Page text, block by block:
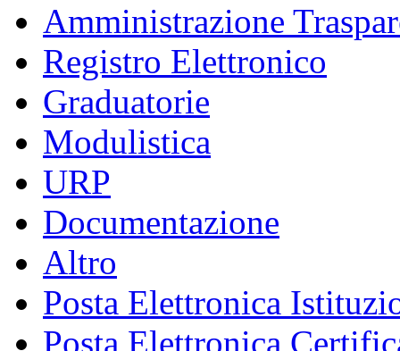
Amministrazione
Registro Elettronico
Graduatorie
Modulistica
URP
Documentazione
Altro
Posta Elettronica
Posta Elettronica